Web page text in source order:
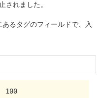
されました。
るタグのフィールドで、入
100